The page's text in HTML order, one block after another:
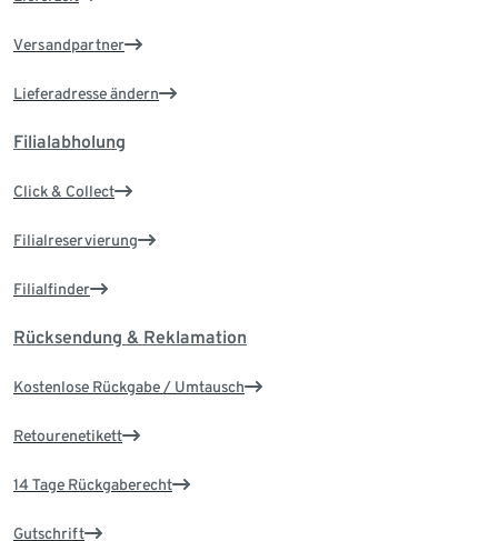
Versandpartner
Lieferadresse ändern
Filialabholung
Click & Collect
Filialreservierung
Filialfinder
Rücksendung & Reklamation
Kostenlose Rückgabe / Umtausch
Retourenetikett
14 Tage Rückgaberecht
Gutschrift